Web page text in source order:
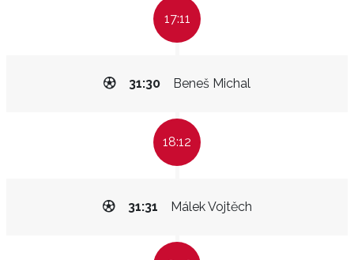
17:11
Beneš Michal
31:30
18:12
Málek Vojtěch
31:31